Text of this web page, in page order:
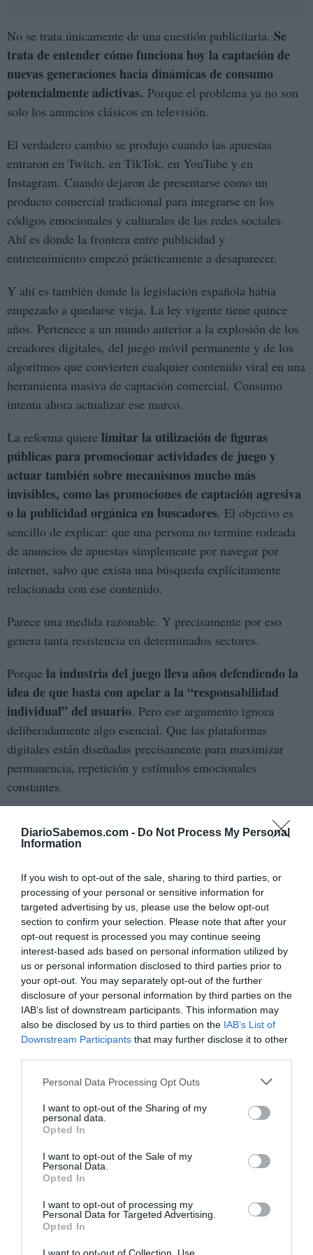
DiarioSabemos.com - Do Not Process My Personal
Information
If you wish to opt-out of the sale, sharing to third parties, or
processing of your personal or sensitive information for
targeted advertising by us, please use the below opt-out
section to confirm your selection. Please note that after your
opt-out request is processed you may continue seeing
interest-based ads based on personal information utilized by
us or personal information disclosed to third parties prior to
your opt-out. You may separately opt-out of the further
disclosure of your personal information by third parties on the
IAB’s list of downstream participants. This information may
also be disclosed by us to third parties on the IAB’s List of
Downstream Participants that may further disclose it to other
Personal Data Processing Opt Outs
I want to opt-out of the Sharing of my
personal data.
Opted In
I want to opt-out of the Sale of my
Personal Data.
Opted In
I want to opt-out of processing my
Personal Data for Targeted Advertising.
Opted In
No se trata únicamente de una cuestión publicitaria. Se
trata de entender cómo funciona hoy la captación de
nuevas generaciones hacia dinámicas de consumo
potencialmente adictivas. Porque el problema ya no son
solo los anuncios clásicos en televisión.
El verdadero cambio se produjo cuando las apuestas
entraron en Twitch, en TikTok, en YouTube y en
Instagram. Cuando dejaron de presentarse como un
producto comercial tradicional para integrarse en los
códigos emocionales y culturales de las redes sociales.
Ahí es donde la frontera entre publicidad y
entretenimiento empezó prácticamente a desaparecer.
Y ahí es también donde la legislación española había
empezado a quedarse vieja. La ley vigente tiene quince
años. Pertenece a un mundo anterior a la explosión de los
creadores digitales, del juego móvil permanente y de los
algoritmos que convierten cualquier contenido viral en una
herramienta masiva de captación comercial. Consumo
intenta ahora actualizar ese marco.
La reforma quiere limitar la utilización de figuras
públicas para promocionar actividades de juego y
actuar también sobre mecanismos mucho más
invisibles, como las promociones de captación agresiva
o la publicidad orgánica en buscadores. El objetivo es
sencillo de explicar: que una persona no termine rodeada
de anuncios de apuestas simplemente por navegar por
internet, salvo que exista una búsqueda explícitamente
relacionada con ese contenido.
Parece una medida razonable. Y precisamente por eso
genera tanta resistencia en determinados sectores.
Porque la industria del juego lleva años defendiendo la
idea de que basta con apelar a la “responsabilidad
individual” del usuario. Pero ese argumento ignora
deliberadamente algo esencial. Que las plataformas
digitales están diseñadas precisamente para maximizar
permanencia, repetición y estímulos emocionales
constantes.
No existe neutralidad tecnológica cuando millones de
euros se invierten en hacer que determinadas conductas
Especialmente entre adolescentes y jóvenes.
Por esoel debate de fondo no tiene que ver solo con
prohibir anuncios. Tiene que ver con preguntarse qué
tipo de espacio digital se está construyendo y quién
protege realmente a quienes son más vulnerablesfrente
a determinados modelos de negocio.
La experiencia reciente demuestra además que las
campañas de juego online han funcionado muchas veces
aprovechando exactamente aquello que mejor conecta con
las nuevas generaciones. La identificación emocional con
personas famosas o creadores de contenido que hablan el
mismo lenguaje, comparten códigos culturales y
transmiten cercanía.
Cuando un influencer recomienda apuestas, no actúa
solo como anunciante. Actúa como modelo
aspiracional.Y eso multiplica el impacto del mensaje.
De ahí que la reforma impulsada por Consumo tenga